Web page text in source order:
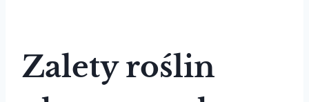
Zalety roślin